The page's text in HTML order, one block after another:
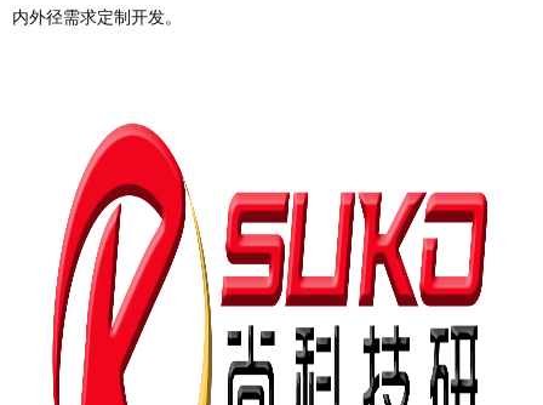
内外径需求定制开发。